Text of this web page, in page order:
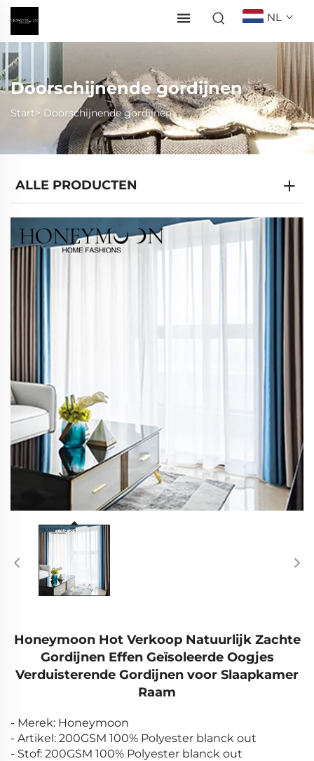
NL
Doorschijnende gordijnen
Start> Doorschijnende gordijnen
ALLE PRODUCTEN
Honeymoon Hot Verkoop Natuurlijk Zachte
Gordijnen Effen Geïsoleerde Oogjes
Verduisterende Gordijnen voor Slaapkamer
Raam
- Merek: Honeymoon
- Artikel: 200GSM 100% Polyester blanck out
- Stof: 200GSM 100% Polyester blanck out